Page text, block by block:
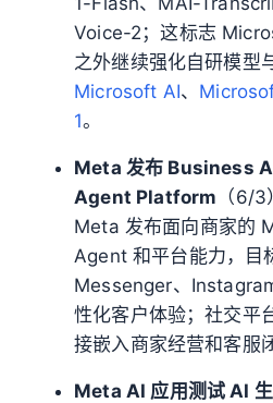
Voice-2；这标志
之外继续强化自研模型
Microsoft AI、
1。
Meta 发布 Business
Agent Platform （6/3
Meta 发布面向商家的
Agent 和平台能力，目
Messenger、
性化客户体验；社交平
接嵌入商家经营和客服
Meta AI 应用测试 AI